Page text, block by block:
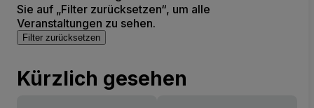
Sie auf „Filter zurücksetzen“, um alle
Veranstaltungen zu sehen.
Filter zurücksetzen
Kürzlich gesehen